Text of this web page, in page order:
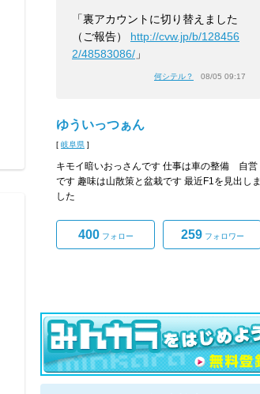
「裏アカウントに切り替えました
（ご報告） http://cvw.jp/b/128456
2/48583086/ 」
何シテル？ 08/05 09:17
ゆういっつぁん
[ 岐阜県 ]
キモイ暗いおっさんです 仕事は車の整備 自営
です 趣味は山散策と盆栽です 最近F1を見出しま
した
400フォロー 259フォロワー